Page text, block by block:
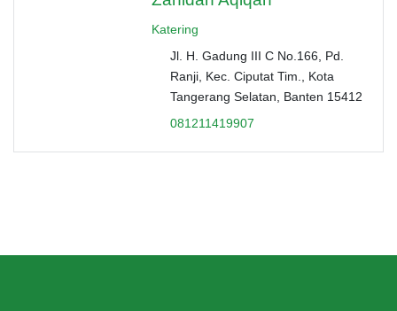
Katering
Jl. H. Gadung III C No.166, Pd.
Ranji, Kec. Ciputat Tim., Kota
Tangerang Selatan, Banten 15412
081211419907